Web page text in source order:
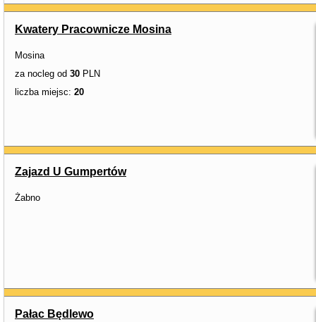
Kwatery Pracownicze Mosina
Mosina
za nocleg od 30 PLN
liczba miejsc: 20
Zajazd U Gumpertów
Żabno
Pałac Będlewo